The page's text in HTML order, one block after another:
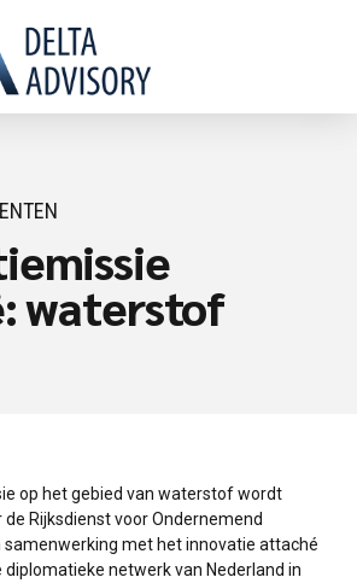
waterstof
op het gebied van waterstof wordt
Rijksdienst voor Ondernemend
samenwerking met het innovatie attaché
netwerk van Nederland in